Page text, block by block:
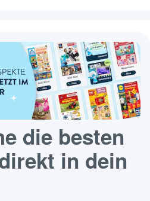
die besten
in dein